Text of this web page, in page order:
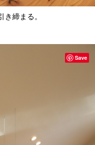
締まる。
Save